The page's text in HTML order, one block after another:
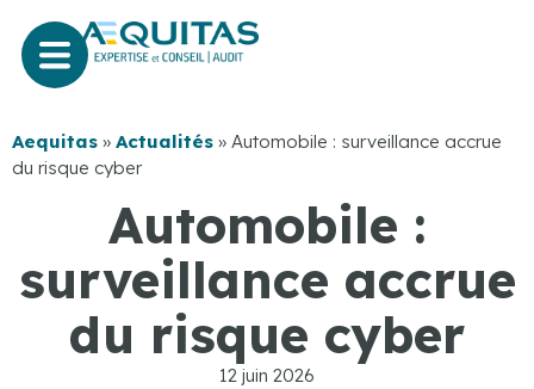
Aequitas » Actualités » Automobile : surveillance accrue
du risque cyber
Automobile :
surveillance accrue
du risque cyber
12 juin 2026